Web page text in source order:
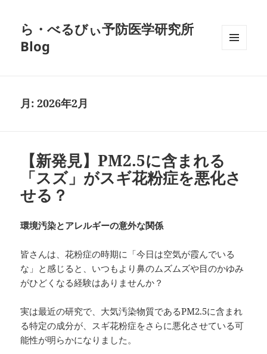
ら・べるびぃ予防医学研究所
Blog
月:2026年2月
【新発見】PM2.5に含まれる
「スズ」がスギ花粉症を悪化さ
せる？
環境汚染とアレルギーの意外な関係
皆さんは、花粉症の時期に「今日は空気が霞んでいる
な」と感じると、いつもより鼻のムズムズや目のかゆみ
がひどくなる経験はありませんか？
実は最近の研究で、大気汚染物質であるPM2.5に含まれ
る特定の成分が、スギ花粉症をさらに悪化させている可
能性が明らかになりました。